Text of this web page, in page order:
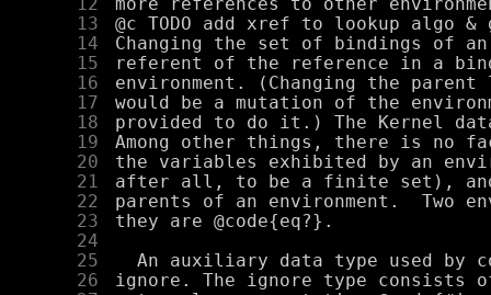
     12
     13
     14
     15
     16
     17
     18
     19
     20
     21
     22
     23
     24
     25
     26